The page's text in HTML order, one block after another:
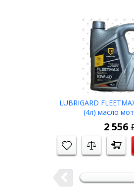
LUBRIGARD
(4л) масло
2 556